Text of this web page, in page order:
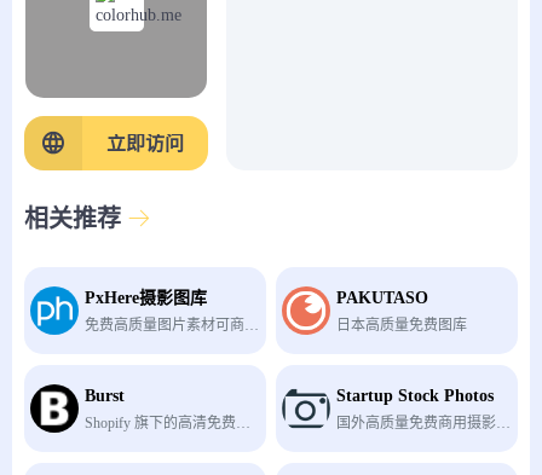
立即访问
相关推荐
PxHere摄影图库
免费高质量图片素材可商用.
PAKUTASO
日本高质量免费图库
Burst
Shopify 旗下的高清免费商用图库
Startup Stock Photos
国外高质量免费商用摄影图库